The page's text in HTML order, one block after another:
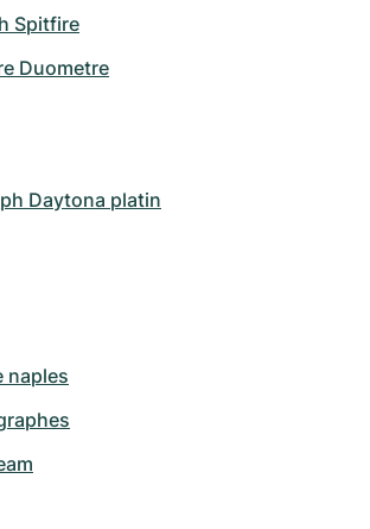
Spitfire
Duometre
Daytona platin
naples